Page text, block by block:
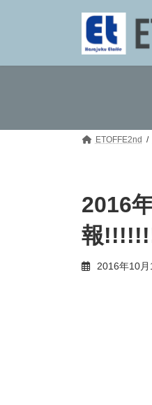
ツ
シ
ETOFFE2nd
2016
報
2016年10月